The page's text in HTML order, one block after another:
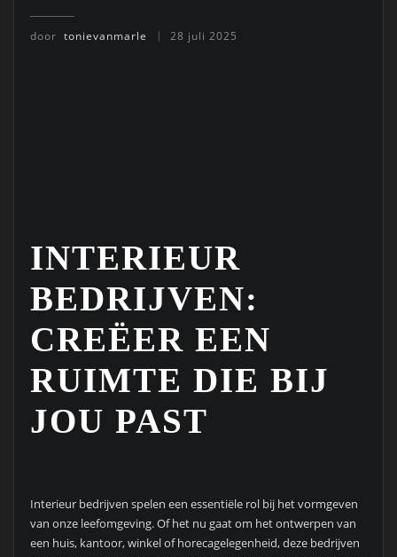
door tonievanmarle 28 juli 2025
INTERIEUR
BEDRIJVEN:
CREËER EEN
RUIMTE DIE BIJ
JOU PAST
Interieur bedrijven spelen een essentiële rol bij het vormgeven
van onze leefomgeving. Of het nu gaat om het ontwerpen van
een huis, kantoor, winkel of horecagelegenheid, deze bedrijven